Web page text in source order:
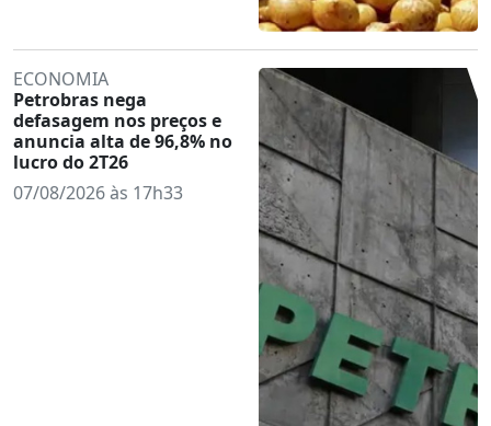
ECONOMIA
Petrobras nega
defasagem nos preços e
anuncia alta de 96,8% no
lucro do 2T26
07/08/2026 às 17h33